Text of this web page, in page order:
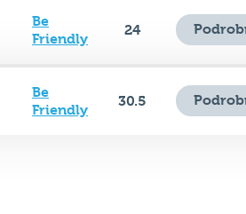
Be
Friendly
24
Be
Friendly
30.5